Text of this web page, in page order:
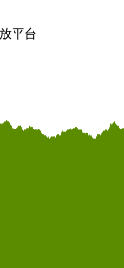
平台